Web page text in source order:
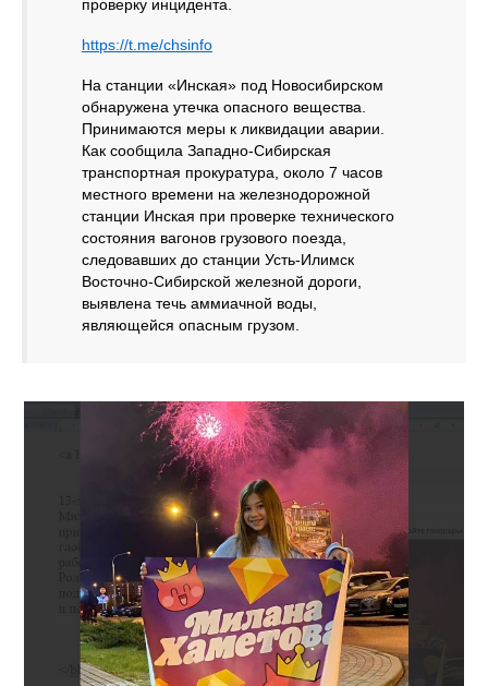
проверку инцидента.
https://t.me/chsinfo
На станции «Инская» под Новосибирском
обнаружена утечка опасного вещества.
Принимаются меры к ликвидации аварии.
Как сообщила Западно-Сибирская
транспортная прокуратура, около 7 часов
местного времени на железнодорожной
станции Инская при проверке технического
состояния вагонов грузового поезда,
следовавших до станции Усть-Илимск
Восточно-Сибирской железной дороги,
выявлена течь аммиачной воды,
являющейся опасным грузом.